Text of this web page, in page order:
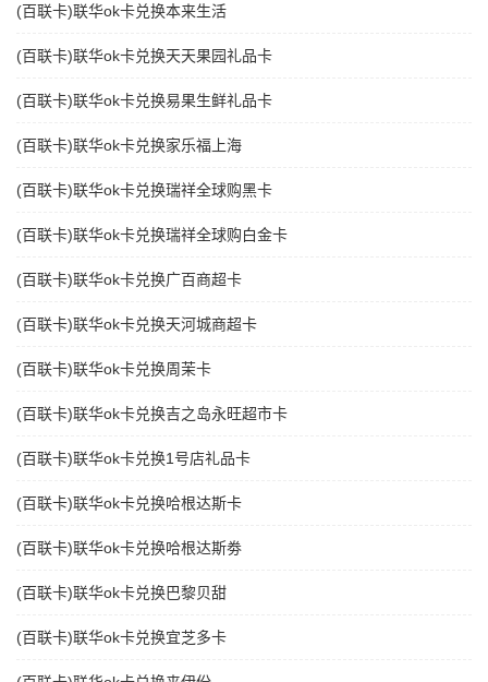
(百联卡)联华ok卡兑换本来生活
(百联卡)联华ok卡兑换天天果园礼品卡
(百联卡)联华ok卡兑换易果生鲜礼品卡
(百联卡)联华ok卡兑换家乐福上海
(百联卡)联华ok卡兑换瑞祥全球购黑卡
(百联卡)联华ok卡兑换瑞祥全球购白金卡
(百联卡)联华ok卡兑换广百商超卡
(百联卡)联华ok卡兑换天河城商超卡
(百联卡)联华ok卡兑换周茉卡
(百联卡)联华ok卡兑换吉之岛永旺超市卡
(百联卡)联华ok卡兑换1号店礼品卡
(百联卡)联华ok卡兑换哈根达斯卡
(百联卡)联华ok卡兑换哈根达斯劵
(百联卡)联华ok卡兑换巴黎贝甜
(百联卡)联华ok卡兑换宜芝多卡